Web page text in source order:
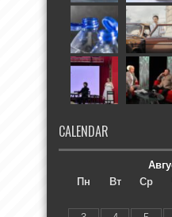
CALENDAR
Пн
Вт Ср